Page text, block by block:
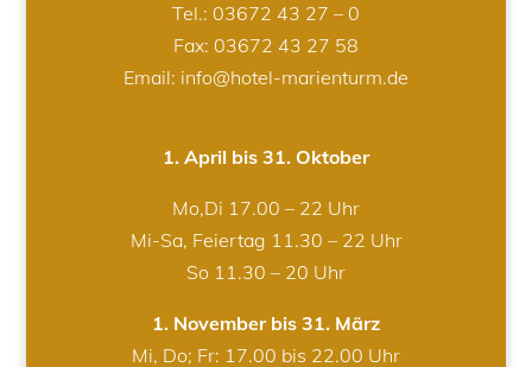
Tel.: 03672 43 27 – 0
Fax: 03672 43 27 58
Email: info@hotel-marienturm.de
1. April bis 31. Oktober
Mo,Di 17.00 – 22 Uhr
Mi-Sa, Feiertag 11.30 – 22 Uhr
So 11.30 – 20 Uhr
1. November bis 31. März
Mi, Do; Fr: 17.00 bis 22.00 Uhr